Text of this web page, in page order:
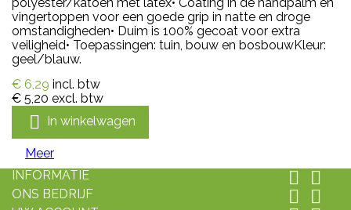
vingertoppen voor een goede grip in natte en droge
omstandigheden• Duim is 100% gecoat voor extra
veiligheid• Toepassingen: tuin, bouw en bosbouwKleur:
geel/blauw.
€ 6,29 incl. btw
€ 5,20 excl. btw
 In winkelwagen
Meer
INFORMATIE
 
ONS BEDRIJF  